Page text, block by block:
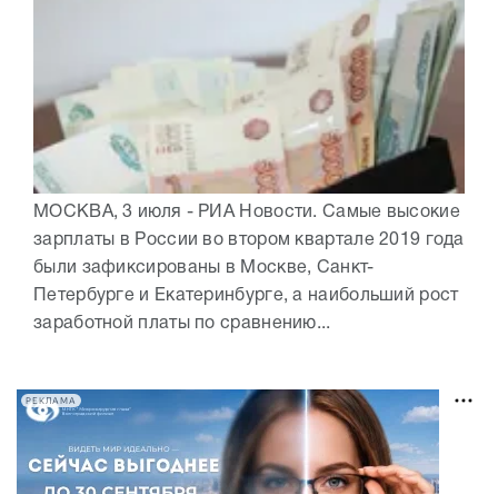
МОСКВА, 3 июля - РИА Новости. Самые высокие
зарплаты в России во втором квартале 2019 года
были зафиксированы в Москве, Санкт-
Петербурге и Екатеринбурге, а наибольший рост
заработной платы по сравнению...
РЕКЛАМА